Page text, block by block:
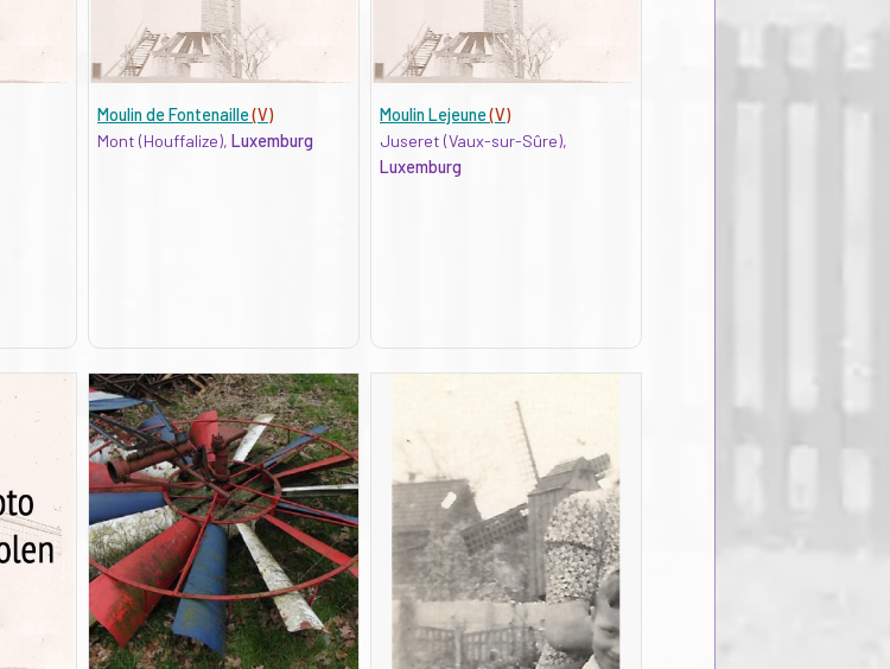
Moulin de Fontenaille(V)
Mont (Houffalize), Luxemburg
Moulin Lejeune(V)
Juseret (Vaux-sur-Sûre),
Luxemburg